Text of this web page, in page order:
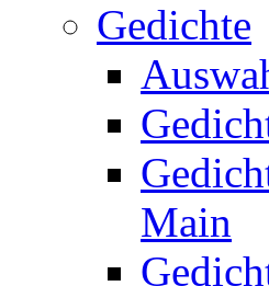
Gedichte
Main